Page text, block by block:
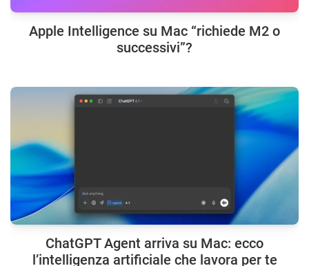
Apple Intelligence su Mac “richiede M2 o
successivi”?
ChatGPT Agent arriva su Mac: ecco
l’intelligenza artificiale che lavora per te